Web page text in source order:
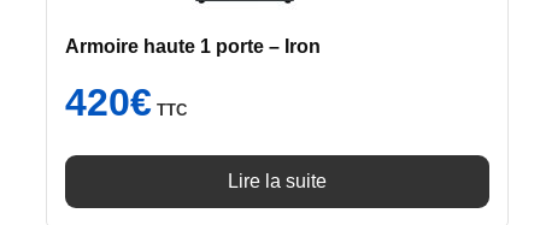
Armoire haute 1 porte – Iron
420€ TTC
Lire la suite